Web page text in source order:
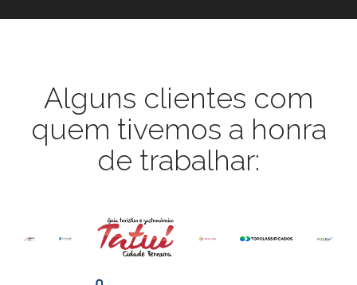
Alguns clientes com
quem tivemos a honra
de trabalhar: